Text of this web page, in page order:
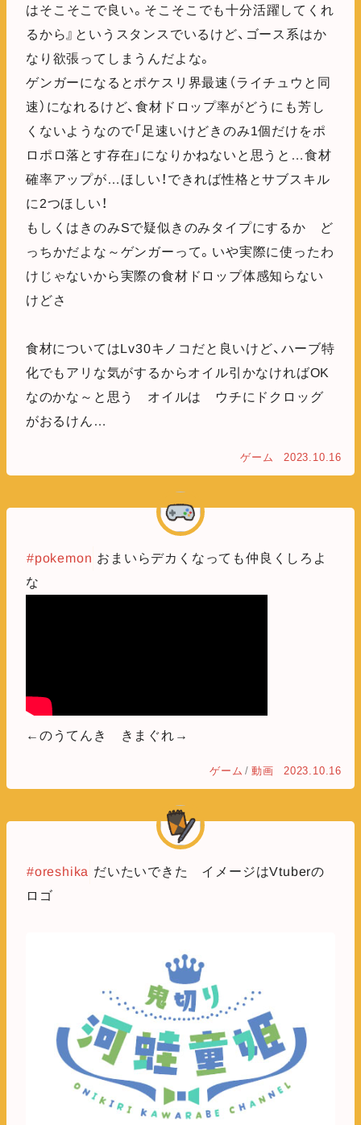
はそこそこで良い。そこそこでも十分活躍してくれ
るから』というスタンスでいるけど、ゴース系はか
なり欲張ってしまうんだよな。
ゲンガーになるとポケスリ界最速（ライチュウと同
速）になれるけど、食材ドロップ率がどうにも芳し
くないようなので「足速いけどきのみ1個だけをポ
ロポロ落とす存在」になりかねないと思うと…食材
確率アップが…ほしい！できれば性格とサブスキル
に2つほしい！
もしくはきのみSで疑似きのみタイプにするか ど
っちかだよな～ゲンガーって。いや実際に使ったわ
けじゃないから実際の食材ドロップ体感知らない
けどさ
食材についてはLv30キノコだと良いけど、ハーブ特
化でもアリな気がするからオイル引かなければOK
なのかな～と思う オイルは ウチにドクロッグ
がおるけん…
ゲーム 2023.10.16
#pokemon おまいらデカくなっても仲良くしろよ
な
←のうてんき きまぐれ→
ゲーム / 動画 2023.10.16
#oreshika だいたいできた イメージはVtuberの
ロゴ